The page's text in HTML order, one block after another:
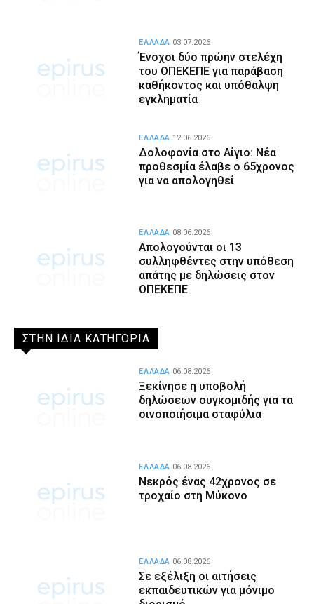
Ένοχοι δύο πρώην στελέχη
του ΟΠΕΚΕΠΕ για παράβαση
καθήκοντος και υπόθαλψη
εγκληματία
ΕΛΛΑΔΑ 03.07.2026
Δολοφονία στο Αίγιο: Νέα
προθεσμία έλαβε ο 65χρονος
για να απολογηθεί
ΕΛΛΑΔΑ 12.06.2026
Απολογούνται οι 13
συλληφθέντες στην υπόθεση
απάτης με δηλώσεις στον
ΟΠΕΚΕΠΕ
ΕΛΛΑΔΑ 08.06.2026
ΣΤΗΝ ΙΔΙΑ ΚΑΤΗΓΟΡΙΑ
Ξεκίνησε η υποβολή
δηλώσεων συγκομιδής για τα
οινοποιήσιμα σταφύλια
ΕΛΛΑΔΑ 06.08.2026
Νεκρός ένας 42χρονος σε
τροχαίο στη Μύκονο
ΕΛΛΑΔΑ 06.08.2026
Σε εξέλιξη οι αιτήσεις
εκπαιδευτικών για μόνιμο
ΕΛΛΑΔΑ 06.08.2026